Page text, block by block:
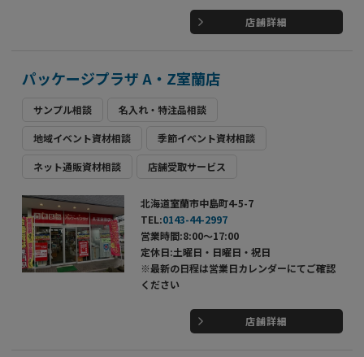
店舗詳細
パッケージプラザ A・Z室蘭店
サンプル相談 名入れ・特注品相談
地域イベント資材相談 季節イベント資材相談
ネット通販資材相談 店舗受取サービス
北海道室蘭市中島町4-5-7
TEL:0143-44-2997
営業時間:8:00～17:00
定休日:土曜日・日曜日・祝日
※最新の日程は営業日カレンダーにてご確認
ください
店舗詳細